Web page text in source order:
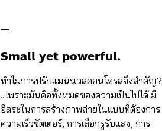
—
Small yet powerful.
ทำไมการปรับแมนนวลคอนโทรลจึงสำคัญ?
...เพราะมันคือทั้งหมดของความเป็นไปได้ มี
อิสระในการสร้างภาพถ่ายในแบบที่ต้องการ
ความเร็วชัตเตอร์, การเลือกรูรับแสง, การ